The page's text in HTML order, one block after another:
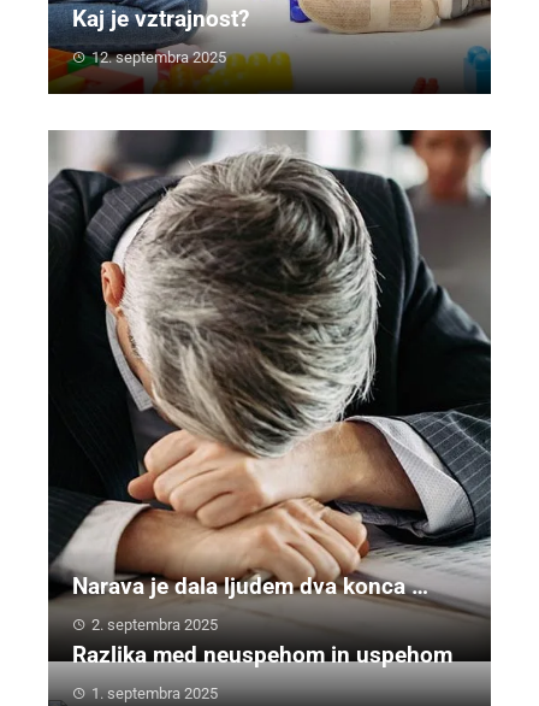
Kaj je vztrajnost?
12. septembra 2025
Narava je dala ljudem dva konca …
2. septembra 2025
Razlika med neuspehom in uspehom
1. septembra 2025